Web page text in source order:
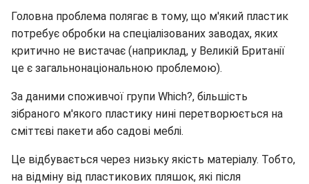
Головна проблема полягає в тому, що м'який пластик
потребує обробки на спеціалізованих заводах, яких
критично не вистачає (наприклад, у Великій Британії
це є загальнонаціональною проблемою).
За даними споживчої групи Which?, більшість
зібраного м'якого пластику нині перетворюється на
сміттєві пакети або садові меблі.
Це відбувається через низьку якість матеріалу. Тобто,
на відміну від пластикових пляшок, які після